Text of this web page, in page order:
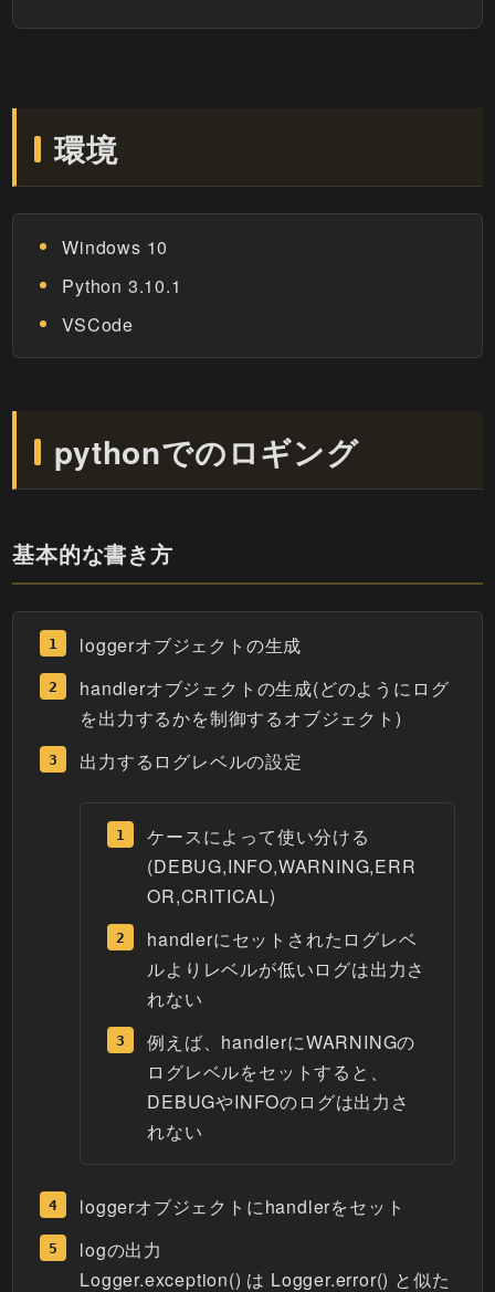
環境
Windows 10
Python 3.10.1
VSCode
pythonでのロギング
基本的な書き方
loggerオブジェクトの生成
handlerオブジェクトの生成(どのようにログ
を出力するかを制御するオブジェクト)
出力するログレベルの設定
ケースによって使い分ける
(DEBUG,INFO,WARNING,ERR
OR,CRITICAL)
handlerにセットされたログレベ
ルよりレベルが低いログは出力さ
れない
例えば、handlerにWARNINGの
ログレベルをセットすると、
DEBUGやINFOのログは出力さ
れない
loggerオブジェクトにhandlerをセット
logの出力
Logger.exception() は Logger.error() と似た